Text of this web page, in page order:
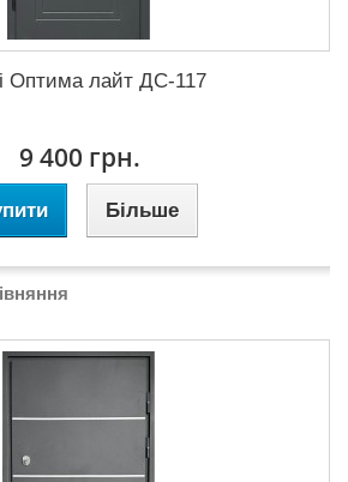
Оптима лайт ДС-117
9 400 грн.
Більше